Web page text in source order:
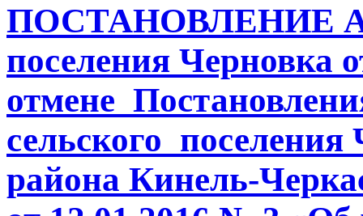
ПОСТАНОВЛЕНИЕ
поселения Черновка
отмене
сельского
района Кинель-